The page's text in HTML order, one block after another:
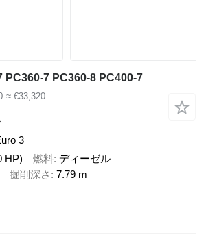
PC360-7 PC360-8 PC400-7
≈ €33,320
3
HP) 燃料 ディーゼル
掘削深さ
7.79 m